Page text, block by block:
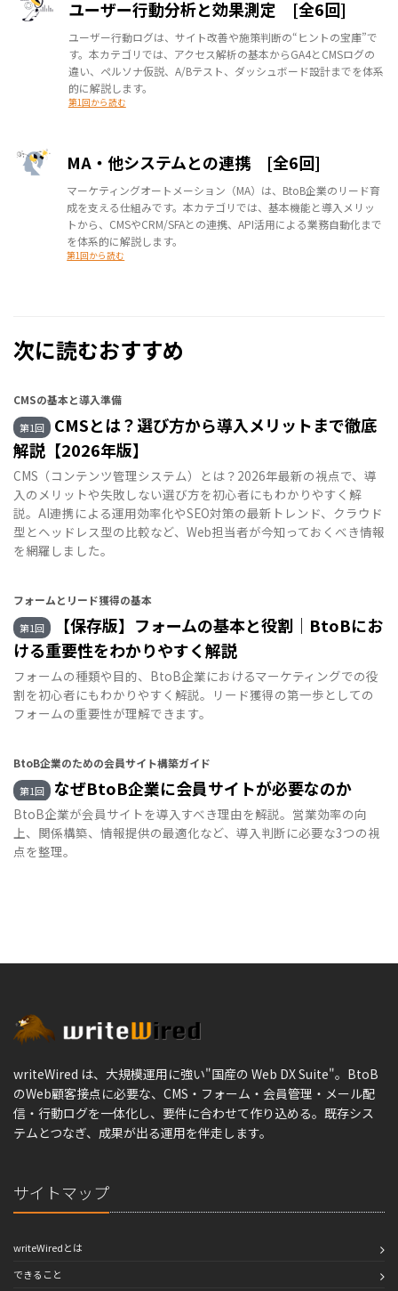
ユーザー行動分析と効果測定 [全6回]
ユーザー行動ログは、サイト改善や施策判断の“ヒントの宝庫”で
す。本カテゴリでは、アクセス解析の基本からGA4とCMSログの
違い、ペルソナ仮説、A/Bテスト、ダッシュボード設計までを体系
的に解説します。
第1回から読む
MA・他システムとの連携 [全6回]
マーケティングオートメーション（MA）は、BtoB企業のリード育
成を支える仕組みです。本カテゴリでは、基本機能と導入メリッ
トから、CMSやCRM/SFAとの連携、API活用による業務自動化まで
を体系的に解説します。
第1回から読む
次に読むおすすめ
CMSの基本と導入準備
第1回
CMSとは？選び方から導入メリットまで徹底
解説【2026年版】
CMS（コンテンツ管理システム）とは？2026年最新の視点で、導
入のメリットや失敗しない選び方を初心者にもわかりやすく解
説。AI連携による運用効率化やSEO対策の最新トレンド、クラウド
型とヘッドレス型の比較など、Web担当者が今知っておくべき情報
を網羅しました。
フォームとリード獲得の基本
第1回
【保存版】フォームの基本と役割｜BtoBにお
ける重要性をわかりやすく解説
フォームの種類や目的、BtoB企業におけるマーケティングでの役
割を初心者にもわかりやすく解説。リード獲得の第一歩としての
フォームの重要性が理解できます。
BtoB企業のための会員サイト構築ガイド
第1回 なぜBtoB企業に会員サイトが必要なのか
BtoB企業が会員サイトを導入すべき理由を解説。営業効率の向
上、関係構築、情報提供の最適化など、導入判断に必要な3つの視
点を整理。
writeWired は、大規模運用に強い"国産の Web DX Suite"。BtoB
のWeb顧客接点に必要な、CMS・フォーム・会員管理・メール配
信・行動ログを一体化し、要件に合わせて作り込める。既存シス
テムとつなぎ、成果が出る運用を伴走します。
サイトマップ
writeWiredとは
できること